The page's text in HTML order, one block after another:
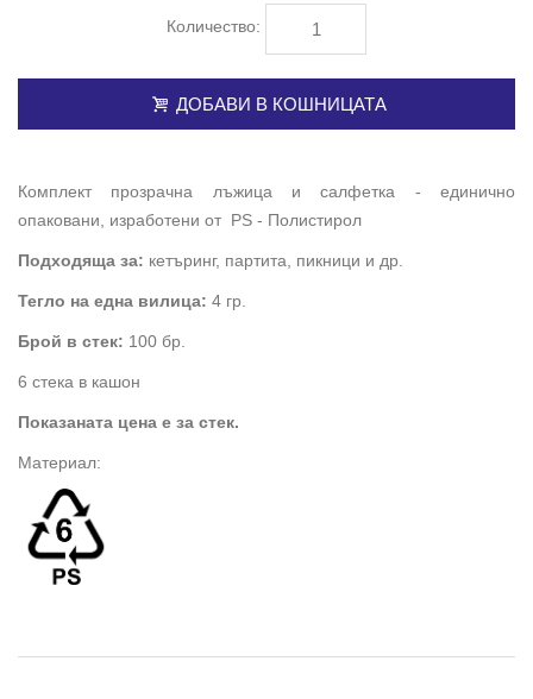
Количество:
ДОБАВИ В КОШНИЦАТА
Комплект прозрачна лъжица и салфетка - единично
опаковани, изработени от PS - Полистирол
Подходяща за: кетъринг, партита, пикници и др.
Тегло на една вилица: 4 гр.
Брой в стек: 100 бр.
6 стека в кашон
Показаната цена е за стек.
Материал: